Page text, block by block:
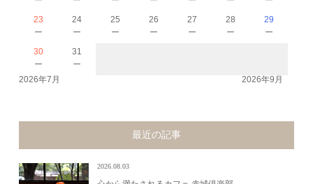
23
－
24
－
25
－
26
－
27
－
28
－
29
－
30
－
31
－
2026年7月 2026年9月
最近の記事
2026.08.03